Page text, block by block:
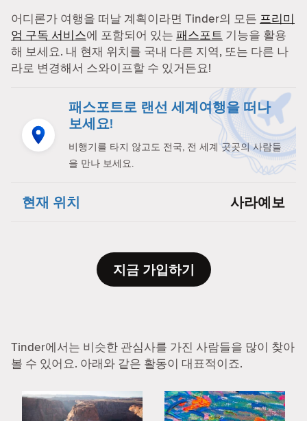
어디론가 여행을 떠날 계획이라면 Tinder의 모든 프리미
엄 구독 서비스에 포함되어 있는 패스포트 기능을 활용
해 보세요. 내 현재 위치를 국내 다른 지역, 또는 다른 나
라로 변경해서 스와이프할 수 있거든요!
패스포트로 랜선 세계여행을 떠나
보세요!
비행기를 타지 않고도 전국, 전 세계 곳곳의 사람들
을 만나 보세요.
현재 위치 사라예보
지금 가입하기
Tinder에서는 비슷한 관심사를 가진 사람들을 많이 찾아
볼 수 있어요. 아래와 같은 활동이 대표적이죠.